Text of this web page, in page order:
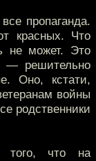
пропаганда.
красных. Что
не может. Это
— решительно
Оно, кстати,
войны
родственники
что на